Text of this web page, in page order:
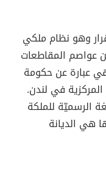
وهو نظام ملكي
عواصم المقاطعات
عبارة عن حكومة
في لندن.
الرسميّة للملكة
هي الديانة